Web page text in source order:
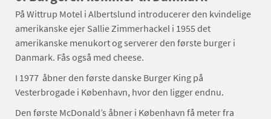
På Wittrup Motel i Albertslund introducerer den kvindelige
amerikanske ejer Sallie Zimmerhackel i 1955 det
amerikanske menukort og serverer den første burger i
Danmark. Fås også med cheese.
I 1977 åbner den første danske Burger King på
Vesterbrogade i København, hvor den ligger endnu.
Den første McDonald’s åbner i København få meter fra